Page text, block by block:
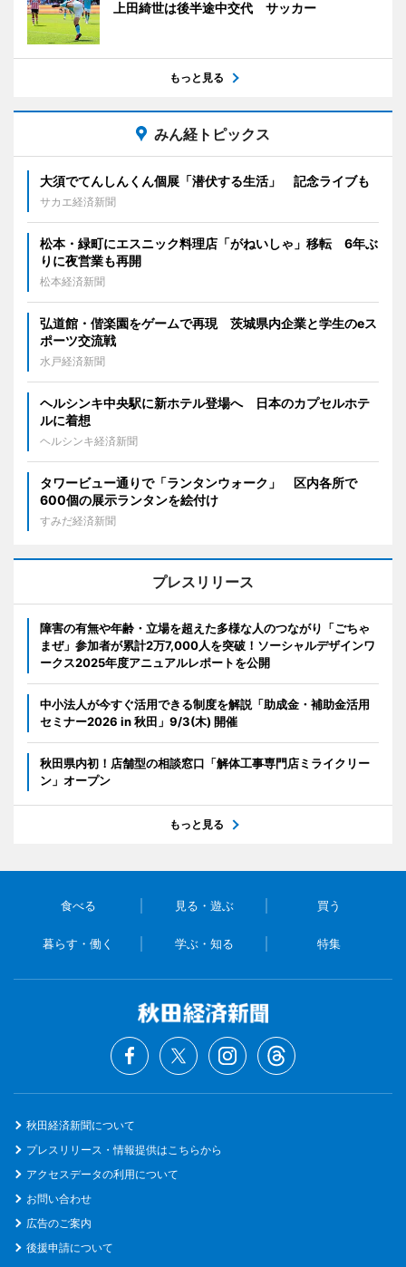
上田綺世は後半途中交代 サッカー
もっと見る
みん経トピックス
大須でてんしんくん個展「潜伏する生活」 記念ライブも
サカエ経済新聞
松本・緑町にエスニック料理店「がねいしゃ」移転 6年ぶ
りに夜営業も再開
松本経済新聞
弘道館・偕楽園をゲームで再現 茨城県内企業と学生のeス
ポーツ交流戦
水戸経済新聞
ヘルシンキ中央駅に新ホテル登場へ 日本のカプセルホテ
ルに着想
ヘルシンキ経済新聞
タワービュー通りで「ランタンウォーク」 区内各所で
600個の展示ランタンを絵付け
すみだ経済新聞
プレスリリース
障害の有無や年齢・立場を超えた多様な人のつながり「ごちゃ
まぜ」参加者が累計2万7,000人を突破！ソーシャルデザインワ
ークス2025年度アニュアルレポートを公開
中小法人が今すぐ活用できる制度を解説「助成金・補助金活用
セミナー2026 in 秋田」9/3(木) 開催
秋田県内初！店舗型の相談窓口「解体工事専門店ミライクリー
ン」オープン
もっと見る
食べる 見る・遊ぶ 買う
暮らす・働く 学ぶ・知る 特集
秋田経済新聞について
プレスリリース・情報提供はこちらから
アクセスデータの利用について
お問い合わせ
広告のご案内
後援申請について